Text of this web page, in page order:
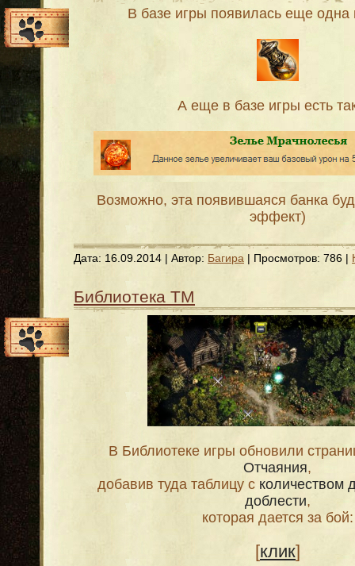
В базе игры появилась еще одна
А еще в базе игры есть
Возможно, эта появившаяся банка
эффект)
Дата: 16.09.2014 | Автор: Багира | Просмотров: 786 |
Библиотека ТМ
В Библиотеке игры обновили
Отчаяния,
добавив туда таблицу с количеством
доблести,
которая дается за бой:
[клик]